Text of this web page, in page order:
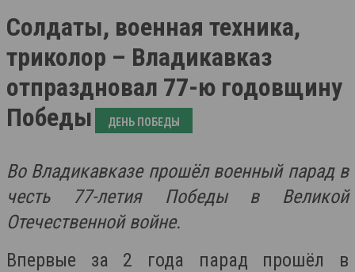
Солдаты, военная техника,
триколор – Владикавказ
отпраздновал 77-ю годовщину
Победы
ДЕНЬ ПОБЕДЫ
Во Владикавказе прошёл военный парад в
честь 77-летия Победы в Великой
Отечественной войне.
Впервые за 2 года парад прошёл в